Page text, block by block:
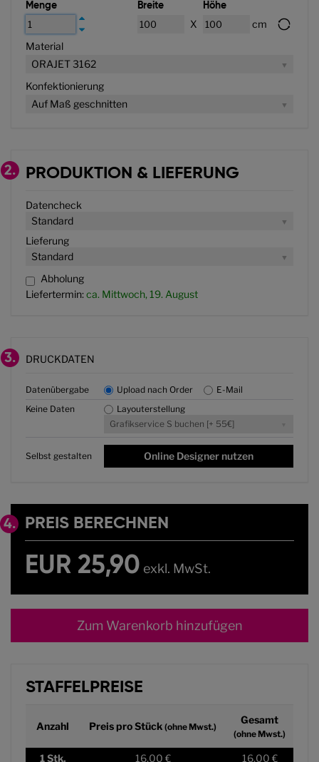
Menge Breite
X
Höhe
cm
Material
ORAJET 3162
Konfektionierung
Auf Maß geschnitten
2. PRODUKTION & LIEFERUNG
Datencheck
Standard
Lieferung
Standard
Abholung
Liefertermin: ca. Mittwoch, 19. August
3. DRUCKDATEN
Datenübergabe Upload nach Order
E-Mail
Keine Daten
Layouterstellung
Grafikservice S buchen [+ 55€]
Selbst gestalten Online Designer nutzen
4. PREIS BERECHNEN
EUR 25,90 exkl. MwSt.
Zum Warenkorb hinzufügen
STAFFELPREISE
Anzahl Preis pro Stück (ohne Mwst.)
Gesamt
(ohne Mwst.)
1Stk. 16,00 €
16,00 €